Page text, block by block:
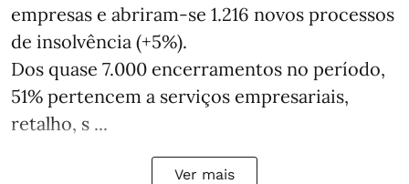
empresas e abriram‑se 1.216 novos processos
de insolvência (+5%).
Dos quase 7.000 encerramentos no período,
51% pertencem a serviços empresariais,
retalho, s ...
Ver mais